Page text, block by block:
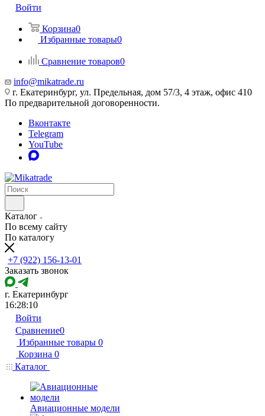
Войти
Корзина0
Избранные товары0
Сравнение товаров0
info@mikatrade.ru
г. Екатеринбург, ул. Предельная, дом 57/3, 4 этаж, офис 410
По предварительной договоренности.
Вконтакте
Telegram
YouTube
Каталог
По всему сайту
По каталогу
+7 (922) 156-13-01
Заказать звонок
г. Екатеринбург
16:28:10
Войти
Сравнение0
Избранные товары 0
Корзина 0
Каталог
Авиационные модели